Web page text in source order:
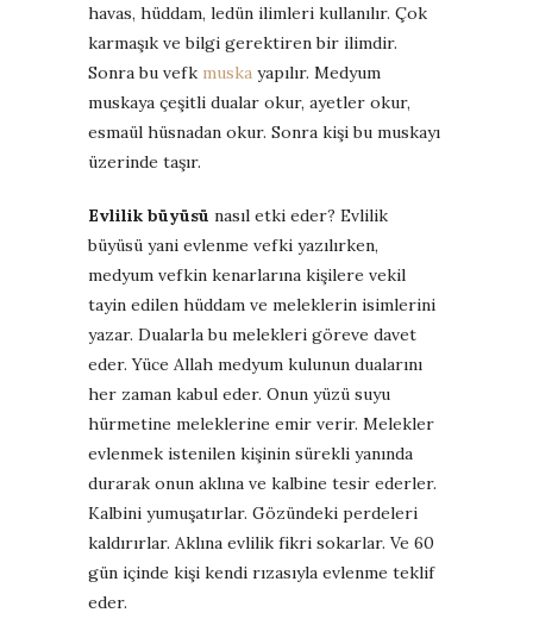
havas, hüddam, ledün ilimleri kullanılır. Çok
karmaşık ve bilgi gerektiren bir ilimdir.
Sonra bu vefk muska yapılır. Medyum
muskaya çeşitli dualar okur, ayetler okur,
esmaül hüsnadan okur. Sonra kişi bu muskayı
üzerinde taşır.
Evlilik büyüsü nasıl etki eder? Evlilik
büyüsü yani evlenme vefki yazılırken,
medyum vefkin kenarlarına kişilere vekil
tayin edilen hüddam ve meleklerin isimlerini
yazar. Dualarla bu melekleri göreve davet
eder. Yüce Allah medyum kulunun dualarını
her zaman kabul eder. Onun yüzü suyu
hürmetine meleklerine emir verir. Melekler
evlenmek istenilen kişinin sürekli yanında
durarak onun aklına ve kalbine tesir ederler.
Kalbini yumuşatırlar. Gözündeki perdeleri
kaldırırlar. Aklına evlilik fikri sokarlar. Ve 60
gün içinde kişi kendi rızasıyla evlenme teklif
eder.